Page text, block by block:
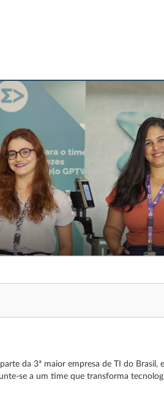
da 3ª maior empresa de TI do Brasil,
se a um time que transforma